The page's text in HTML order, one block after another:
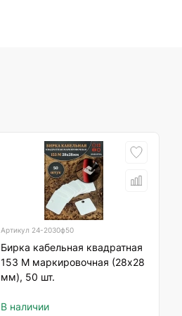
Артикул 24-2030ф50
Бирка кабельная квадратная
153 М маркировочная (28х28
мм), 50 шт.
В наличии